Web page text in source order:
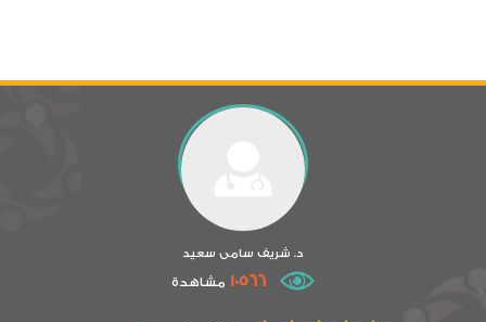
د. شريف سامى سعيد
10566 مشاهدة